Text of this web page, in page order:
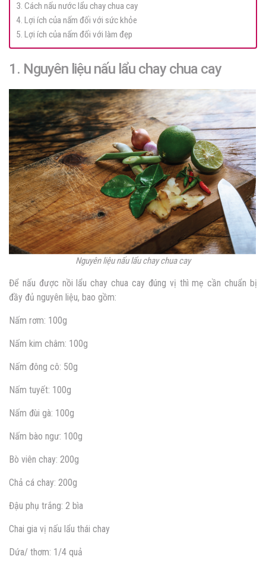
3. Cách nấu nước lẩu chay chua cay
4. Lợi ích của nấm đối với sức khỏe
5. Lợi ích của nấm đối với làm đẹp
1. Nguyên liệu nấu lẩu chay chua cay
Nguyên liệu nấu lẩu chay chua cay
Để nấu được nồi lẩu chay chua cay đúng vị thì mẹ cần chuẩn bị
đầy đủ nguyên liệu, bao gồm:
Nấm rơm: 100g
Nấm kim châm: 100g
Nấm đông cô: 50g
Nấm tuyết: 100g
Nấm đùi gà: 100g
Nấm bào ngư: 100g
Bò viên chay: 200g
Chả cá chay: 200g
Đậu phụ trắng: 2 bìa
Chai gia vị nấu lẩu thái chay
Dứa/ thơm: 1/4 quả